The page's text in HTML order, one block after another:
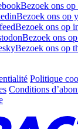
Bezoek ons op
Bezoek ons op
Bezoek ons op
Bezoek ons
Bezoek ons op
Politique
Conditions